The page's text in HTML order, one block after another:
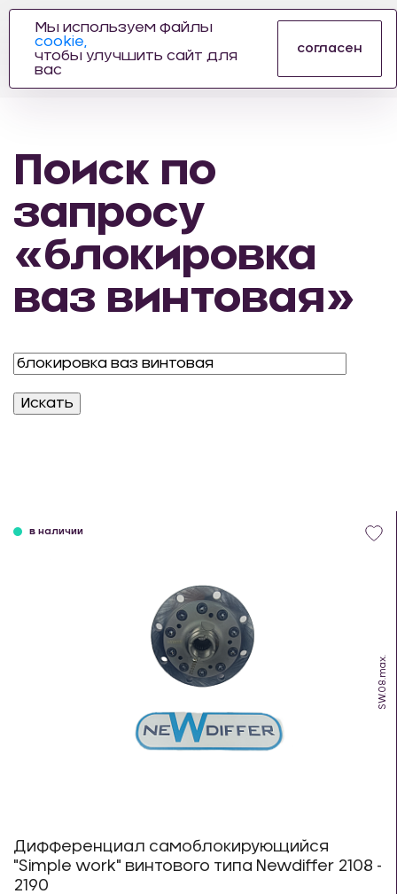
АВТОЗАПЧАСТЕЙ
Поиск по
запросу
«блокировка
ваз винтовая»
SW.08.max.
в наличии
Дифференциал самоблокирующийся
"Simple work" винтового типа Newdiffer 2108 -
2190
Мы используем файлы
cookie,
чтобы улучшить сайт для
вас
согласен